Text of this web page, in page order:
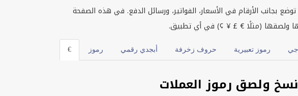
بجانب الأرقام في الأسعار، الفواتير، ورسائل الدفع. في هذه الصفحة
ولصقها (مثلًا € £ ¥ ¢) في أي تطبيق.
€ رموز أبجدي رقمي حروف زخرفة رموز تعبيرية
ولصق رموز العملات